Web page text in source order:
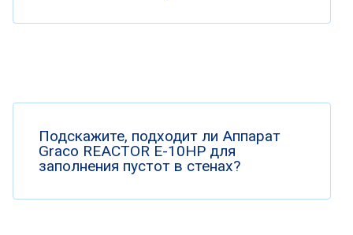
Подскажите, подходит ли Аппарат
Graco REACTOR E-10HP для
заполнения пустот в стенах?